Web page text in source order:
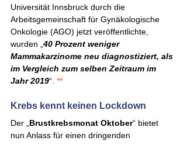
Universität Innsbruck durch die
Arbeitsgemeinschaft für Gynäkologische
Onkologie (AGO) jetzt veröffentlichte,
wurden „ 40 Prozent weniger
Mammakarzinome neu diagnostiziert, als
im Vergleich zum selben Zeitraum im
Jahr 2019“. **
Krebs kennt keinen Lockdown
Der „ Brustkrebsmonat Oktober“ bietet
nun Anlass für einen dringenden